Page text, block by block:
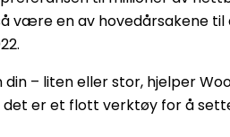
være en av hovedårsakene
– liten eller stor, hjelper
det er et flott verktøy for å